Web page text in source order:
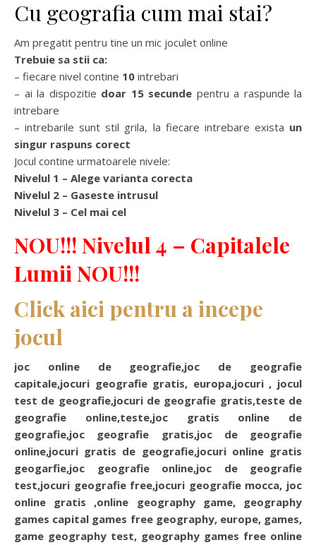
Cu geografia cum mai stai?
Am pregatit pentru tine un mic joculet online
Trebuie sa stii ca:
– fiecare nivel contine 10 intrebari
– ai la dispozitie doar 15 secunde pentru a raspunde la
intrebare
– intrebarile sunt stil grila, la fiecare intrebare exista un
singur raspuns corect
Jocul contine urmatoarele nivele:
Nivelul 1 – Alege varianta corecta
Nivelul 2 – Gaseste intrusul
Nivelul 3 – Cel mai cel
NOU!!! Nivelul 4 – Capitalele
Lumii NOU!!!
Click aici pentru a incepe
jocul
joc online de geografie,joc de geografie
capitale,jocuri geografie gratis, europa,jocuri , jocul
test de geografie,jocuri de geografie gratis,teste de
geografie online,teste,joc gratis online de
geografie,joc geografie gratis,joc de geografie
online,jocuri gratis de geografie,jocuri online gratis
geogarfie,joc geografie online,joc de geografie
test,jocuri geografie free,jocuri geografie mocca, joc
online gratis ,online geography game, geography
games capital games free geography, europe, games,
game geography test, geography games free online